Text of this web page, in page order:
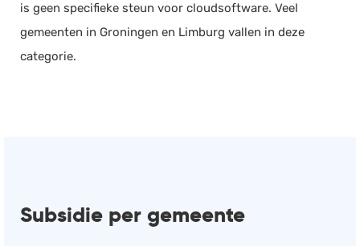
is geen specifieke steun voor cloudsoftware. Veel
gemeenten in Groningen en Limburg vallen in deze
categorie.
Subsidie per gemeente